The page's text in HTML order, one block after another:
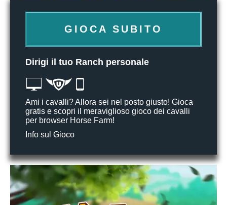
GIOCA SUBITO
Dirigi il tuo Ranch personale
Ami i cavalli? Allora sei nel posto giusto! Gioca
gratis e scopri il meraviglioso gioco dei cavalli
per browser Horse Farm!
Info sul Gioco